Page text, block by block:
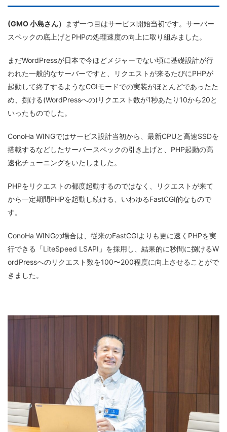
(GMO 小島さん）
まず一つ目はサービス開始当初です。サーバー
スペックの底上げとPHPの処理速度の向上に取り組みました。
まだWordPressが日本で今ほどメジャーでない頃に基礎設計が行
われた一般的なサーバーですと、リクエストが来るたびにPHPが
起動して終了するようなCGIモードでの実装がほとんどであったた
め、捌ける(WordPressへの)リクエスト数が1秒あたり10から20と
いったものでした。
ConoHa WINGではサービス設計当初から、最新CPUと高速SSDを
搭載するなどしたサーバースペックの引き上げと、PHP起動の高
速化チューニングをいたしました。
PHPをリクエストの都度起動するのではなく、リクエストが来て
から一定期間PHPを起動し続ける、いわゆるFastCGI的なもので
す。
ConoHa WINGの場合は、従来のFastCGIよりも更に速くPHPを実
行できる「LiteSpeed LSAPI」を採用し、結果的に秒間に捌けるW
ordPressへのリクエスト数を100〜200程度に向上させることがで
きました。